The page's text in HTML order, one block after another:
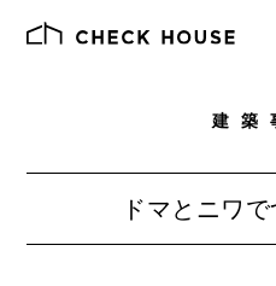
建築
ドマとニワ